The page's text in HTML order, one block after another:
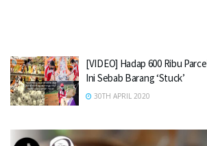
[VIDEO] Hadap 600 Ribu
Ini Sebab Barang ‘Stuck’
30TH APRIL 2020